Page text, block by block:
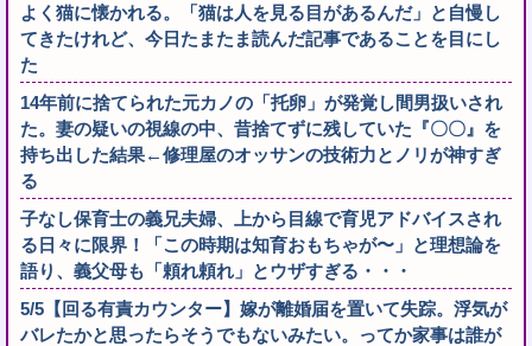
よく猫に懐かれる。「猫は人を見る目があるんだ」と自慢し
てきたけれど、今日たまたま読んだ記事であることを目にし
た
14年前に捨てられた元カノの「托卵」が発覚し間男扱いされ
た。妻の疑いの視線の中、昔捨てずに残していた『〇〇』を
持ち出した結果←修理屋のオッサンの技術力とノリが神すぎ
る
子なし保育士の義兄夫婦、上から目線で育児アドバイスされ
る日々に限界！「この時期は知育おもちゃが〜」と理想論を
語り、義父母も「頼れ頼れ」とウザすぎる・・・
5/5【回る有責カウンター】嫁が離婚届を置いて失踪。浮気が
バレたかと思ったらそうでもないみたい。ってか家事は誰が